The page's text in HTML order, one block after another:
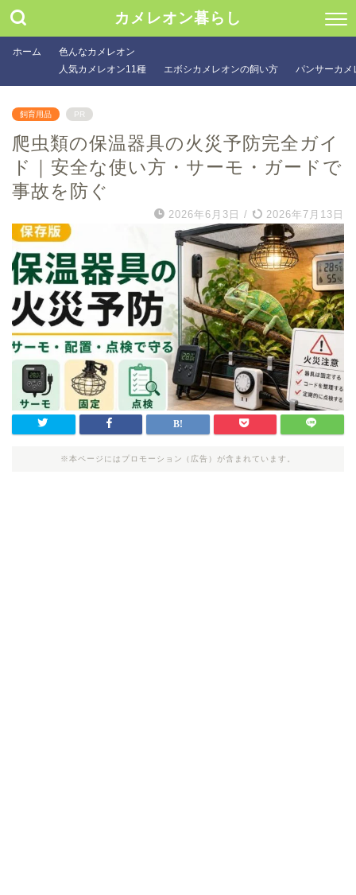
カメレオン暮らし
ホーム
色んなカメレオン
人気カメレオン11種
エボシカメレオンの飼い方 パンサーカメ
飼育用品 PR
爬虫類の保温器具の火災予防完全ガイ
ド｜安全な使い方・サーモ・ガードで
事故を防ぐ
2026年6月3日 / 2026年7月13日
※本ページにはプロモーション（広告）が含まれています。